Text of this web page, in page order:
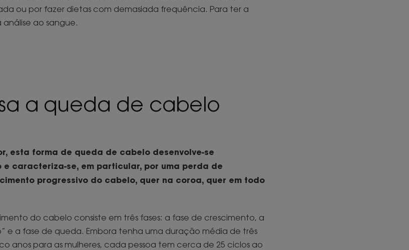
ou por fazer dietas com demasiada frequência. Para ter a
ao sangue.
a queda de cabelo
esta forma de queda de cabelo desenvolve-se
caracteriza-se, em particular, por uma perda de
progressivo do cabelo, quer na coroa, quer em todo
do cabelo consiste em três fases: a fase de crescimento, a
e a fase de queda. Embora tenha uma duração média de três
anos para as mulheres, cada pessoa tem cerca de 25 ciclos ao